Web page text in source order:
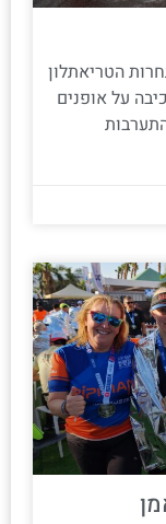
הטריאתלון
על אופנים